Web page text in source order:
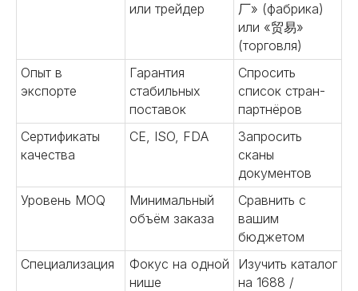
или трейдер
厂» (фабрика)
или «贸易»
(торговля)
Опыт в
экспорте
Гарантия
стабильных
поставок
Спросить
список стран-
партнёров
Сертификаты
качества
CE, ISO, FDA
Запросить
сканы
документов
Уровень MOQ
Минимальный
объём заказа
Сравнить с
вашим
бюджетом
Специализация
Фокус на одной
нише
Изучить каталог
на 1688 /